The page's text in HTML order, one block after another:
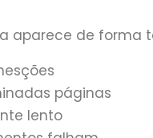
aparece de forma
páginas
lento